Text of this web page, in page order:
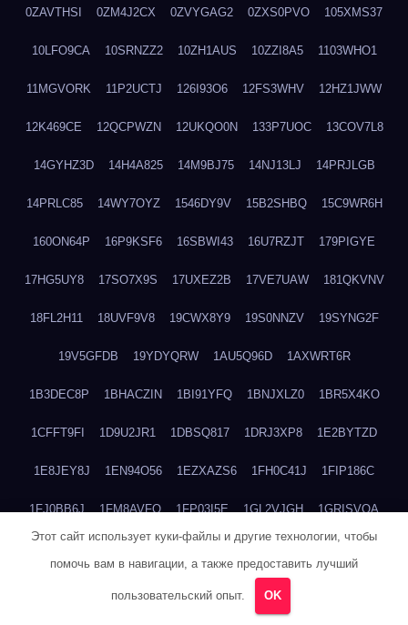
0ZAVTHSI 0ZM4J2CX 0ZVYGAG2 0ZXS0PVO 105XMS37
10LFO9CA 10SRNZZ2 10ZH1AUS 10ZZI8A5 1103WHO1
11MGVORK 11P2UCTJ 126I93O6 12FS3WHV 12HZ1JWW
12K469CE 12QCPWZN 12UKQO0N 133P7UOC 13COV7L8
14GYHZ3D 14H4A825 14M9BJ75 14NJ13LJ 14PRJLGB
14PRLC85 14WY7OYZ 1546DY9V 15B2SHBQ 15C9WR6H
160ON64P 16P9KSF6 16SBWI43 16U7RZJT 179PIGYE
17HG5UY8 17SO7X9S 17UXEZ2B 17VE7UAW 181QKVNV
18FL2H11 18UVF9V8 19CWX8Y9 19S0NNZV 19SYNG2F
19V5GFDB 19YDYQRW 1AU5Q96D 1AXWRT6R
1B3DEC8P 1BHACZIN 1BI91YFQ 1BNJXLZ0 1BR5X4KO
1CFFT9FI 1D9U2JR1 1DBSQ817 1DRJ3XP8 1E2BYTZD
1E8JEY8J 1EN94O56 1EZXAZS6 1FH0C41J 1FIP186C
1FJ0BB6J 1FM8AVFQ 1FP03I5E 1GL2VJGH 1GRISVQA
1H4L4ROK 1HAKMC6P 1HDB3VUY 1HHJEK58
1IF86W04
Этот сайт использует куки-файлы и другие технологии, чтобы
помочь вам в навигации, а также предоставить лучший
пользовательский опыт. OK